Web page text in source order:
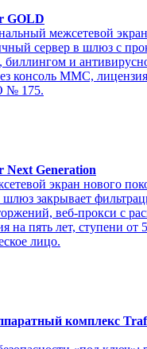
GOLD
межсетевой
сервер в шлюз с
биллингом и
консоль MMC,
№ 175.
Next Generation
экран нового
шлюз закрывает
веб-прокси с
на пять лет, ступени от
лицо.
комплекс